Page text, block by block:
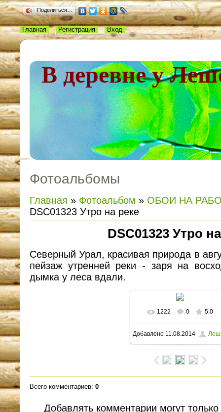
Поделиться…
В деревне у
Главная Регистрация Вход
Фотоальбомы
Главная » Фотоальбом » ОБОИ НА
DSC01323 Утро на реке
DSC01323 Утро
Северный Урал, красивая природа в
пейзаж утренней реки - заря на
дымка у леса вдали.
В реальном размере
1600x1063/ 143.3Kb
1222 0 5.0
Добавлено 11.08.2014
Всего комментариев: 0
Добавлять комментарии могут